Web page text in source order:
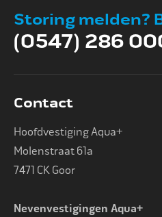
Storing melden?
(0547) 286
Contact
Hoofdvestiging Aqua+
Molenstraat 61a
7471 CK Goor
Nevenvestigingen Aqua+